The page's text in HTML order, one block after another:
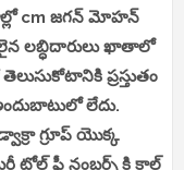
cm జగన్ మోహన్
లబ్ధిదారులు ఖాతాలో
ప్రస్తుతం
లేదు.
గ్రూప్ యొక్క
టోల్ ఫ్రీ నంబర్స్ కి కాల్